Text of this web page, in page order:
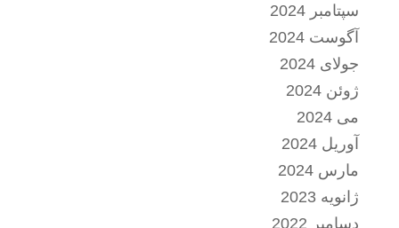
سپتامبر 2024
آگوست 2024
جولای 2024
ژوئن 2024
می 2024
آوریل 2024
مارس 2024
ژانویه 2023
دسامبر 2022